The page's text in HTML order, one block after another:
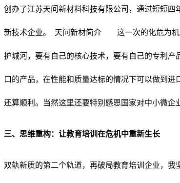
创办了江苏天问新材料科技有限公司，通过短短四
新技术企业。 天问新材简介 这一次的化危为机
护城河，要有自己的核心技术，要有自己的专利
口的产品，在性能和质量达标的情况下可以做到
还算顺利。当然这里还要特别感恩国家对中小微企
三、思维重构：让教育培训在危机中重新生长
双轨新质的第二个轨道，再破局教育培训企业，